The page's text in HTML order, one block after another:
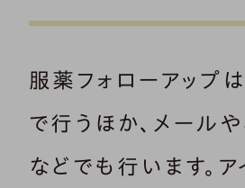
服薬フォローアップ
で行うほか、メール
などでも行います。